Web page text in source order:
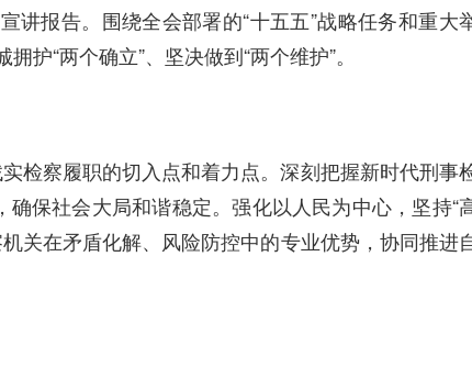
报告。围绕全会部署的“十五五”战略任务和重大
“两个确立”、坚决做到“两个维护”。
检察履职的切入点和着力点。深刻把握新时代刑事
保社会大局和谐稳定。强化以人民为中心，坚持“
关在矛盾化解、风险防控中的专业优势，协同推进